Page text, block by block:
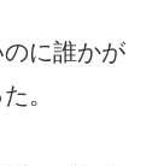
に誰かが
。